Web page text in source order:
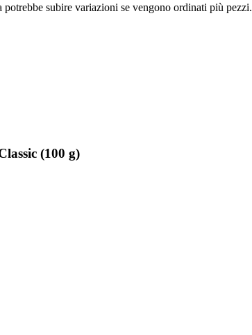
subire variazioni se vengono ordinati più pezzi.
(100 g)